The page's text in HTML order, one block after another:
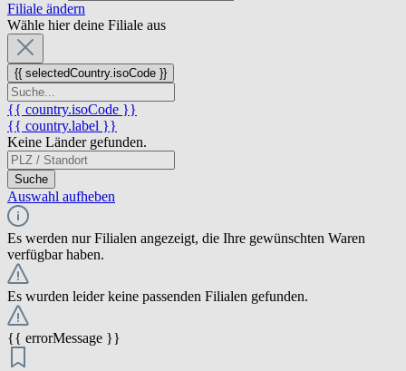
Filiale ändern
Wähle hier deine Filiale aus
{{ selectedCountry.isoCode }}
{{ country.isoCode }}
{{ country.label }}
Keine Länder gefunden.
Suche
Auswahl aufheben
Es werden nur Filialen angezeigt, die Ihre gewünschten Waren
verfügbar haben.
Es wurden leider keine passenden Filialen gefunden.
{{ errorMessage }}